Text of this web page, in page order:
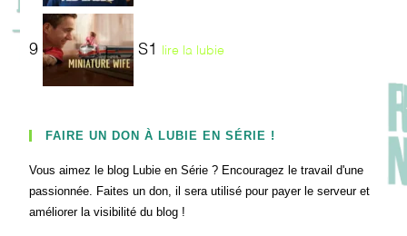
9 S1 lire la lubie
FAIRE UN DON À LUBIE EN SÉRIE !
Vous aimez le blog Lubie en Série ? Encouragez le travail d'une
passionnée. Faites un don, il sera utilisé pour payer le serveur et
améliorer la visibilité du blog !